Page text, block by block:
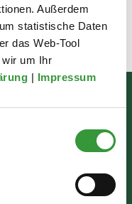
Außerdem
statistische Daten
das Web-Tool
um Ihr
| Impressum